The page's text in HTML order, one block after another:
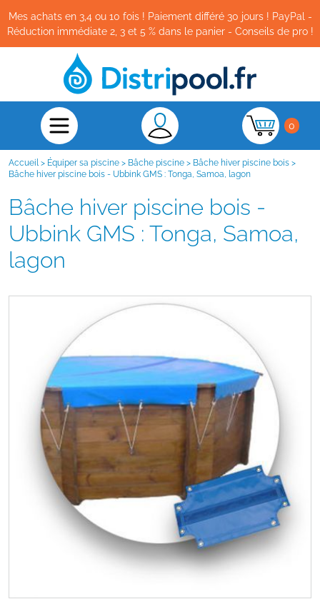
Mes achats en 3,4 ou 10 fois ! Paiement différé 30 jours ! PayPal -
Réduction immédiate 2, 3 et 5 % dans le panier - Conseils de pro !
0
Accueil > Équiper sa piscine > Bâche piscine > Bâche hiver piscine bois >
Bâche hiver piscine bois - Ubbink GMS : Tonga, Samoa, lagon
Bâche hiver piscine bois -
Ubbink GMS : Tonga, Samoa,
lagon